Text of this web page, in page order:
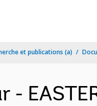
et publications (a)
-